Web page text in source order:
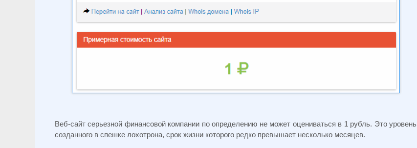
Веб-сайт серьезной финансовой компании по определению не может оцениваться в 1 рубль. Это уровень
созданного в спешке лохотрона, срок жизни которого редко превышает несколько месяцев.